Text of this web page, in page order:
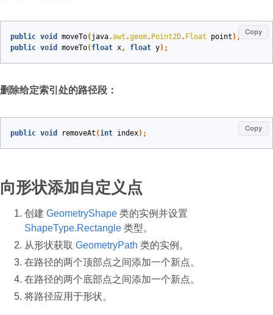
Copy
public void moveTo( java.awt .geom. Point2D. Float point ) ;
public void moveTo( float x, float y) ;
删除给定索引处的路径段：
Copy
public void removeAt (int index) ;
向形状添加自定义点
创建 GeometryShape 类的实例并设置
ShapeType.Rectangle 类型。
从形状获取 GeometryPath 类的实例。
在路径的两个顶部点之间添加一个新点。
在路径的两个底部点之间添加一个新点。
将路径应用于形状。